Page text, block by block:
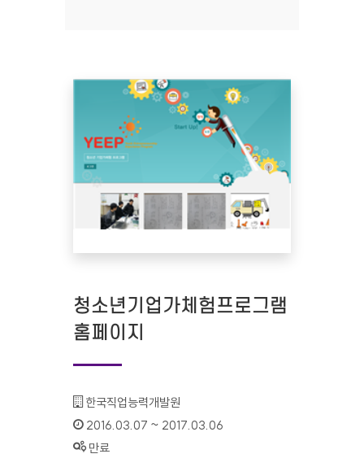
청소년기업가체험프로그램
홈페이지
기관명 :
한국직업능력개발원
인증기간 :
2016.03.07 ~ 2017.03.06
상태 :
만료